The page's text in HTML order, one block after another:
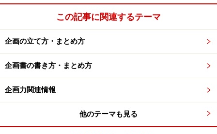
この記事に関連するテーマ
企画の立て方・まとめ方
企画書の書き方・まとめ方
企画力関連情報
他のテーマも見る